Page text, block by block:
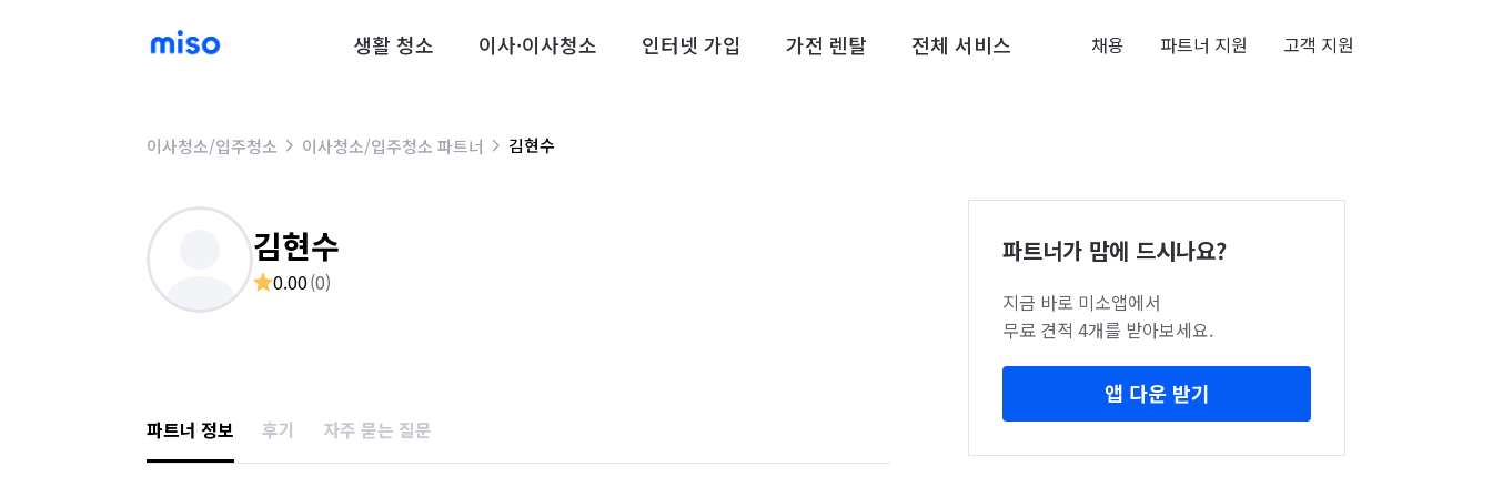
생활 청소 이사·이사청소 인터넷 가입 가전 렌탈 전체 서비스 채용 파트너 지원 고객 지원
이사청소/입주청소 이사청소/입주청소 파트너 김현수
김현수
0.00(0)
파트너 정보 후기 자주 묻는 질문
파트너가 맘에 드시나요?
지금 바로 미소앱에서
무료 견적 4개를 받아보세요.
앱 다운 받기